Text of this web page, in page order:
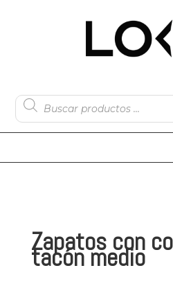
de
productos
Zapatos con
tacón medio